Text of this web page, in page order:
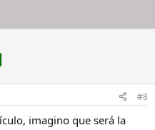
#8
imagino que será la